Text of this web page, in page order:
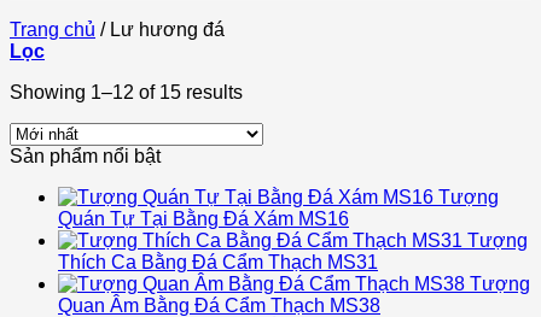
Trang chủ /Lư hương đá
Lọc
Showing 1–12 of 15 results
Sản phẩm nổi bật
Tượng
Quán Tự Tại Bằng Đá Xám MS16
Tượng
Thích Ca Bằng Đá Cẩm Thạch MS31
Tượng
Quan Âm Bằng Đá Cẩm Thạch MS38